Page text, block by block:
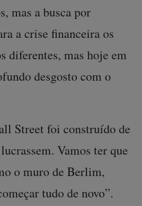
mas a busca por
a crise financeira os
diferentes, mas hoje em
desgosto com o
Street foi construído de
Vamos ter que
o muro de Berlim,
tudo de novo”.